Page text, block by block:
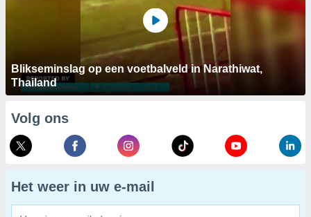
Blikseminslag op een voetbalveld in Narathiwat,
Thailand
Volg ons
Het weer in uw e-mail